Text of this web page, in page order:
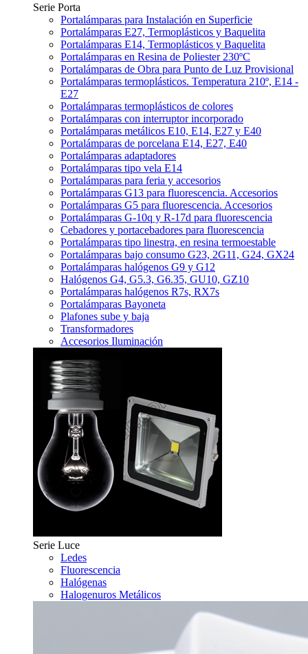
Serie Porta
Portalámparas para Instalación en Superficie
Portalámparas E27, Termoplásticos y Baquelita
Portalámparas E14, Termoplásticos y Baquelita
Portalámparas en Resina de Poliester 230ºC
Portalámparas de Obra para Punto de Luz Provisional
Portalámparas termoplásticos. Temperatura 210º, E14 -
E27
Portalámparas termoplásticos de colores
Portalámparas con interruptor incorporado
Portalámparas metálicos E10, E14, E27 y E40
Portalámparas de porcelana E14, E27, E40
Portalámparas adaptadores
Portalámparas tipo vela E14
Portalámparas para feria y accesorios
Portalámparas G13 para fluorescencia. Accesorios
Portalámparas G5 para fluorescencia. Accesorios
Portalámparas G-10q y R-17d para fluorescencia
Cebadores y portacebadores para fluorescencia
Portalámparas tipo linestra, en resina termoestable
Portalámparas bajo consumo G23, 2G11, G24, GX24
Portalámparas halógenos G9 y G12
Halógenos G4, G5.3, G6.35, GU10, GZ10
Portalámparas halógenos R7s, RX7s
Portalámparas Bayoneta
Plafones sube y baja
Transformadores
Accesorios Iluminación
Serie Luce
Ledes
Fluorescencia
Halógenas
Halogenuros Metálicos